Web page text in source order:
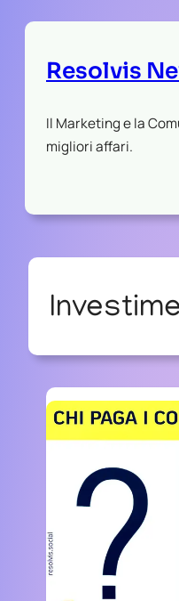
Resolvis
Il Marketing e la
migliori affari.